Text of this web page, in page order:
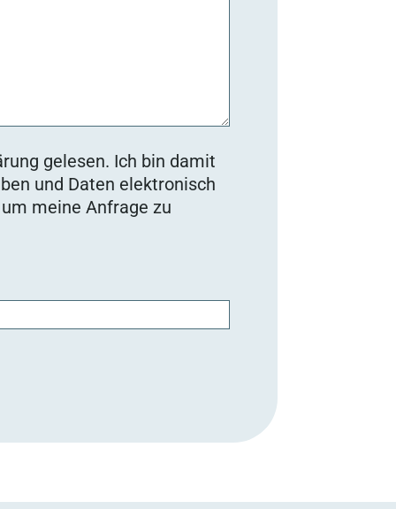
gelesen. Ich bin damit
und Daten elektronisch
meine Anfrage zu